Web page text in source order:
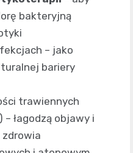
bakteryjną
– jako
bariery
trawiennych
łagodzą objawy i